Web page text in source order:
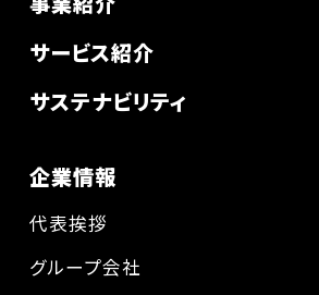
サービス紹介
サステナビリティ
企業情報
代表挨拶
グループ会社